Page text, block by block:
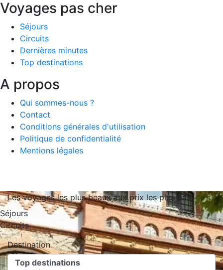
Voyages pas cher
Séjours
Circuits
Dernières minutes
Top destinations
A propos
Qui sommes-nous ?
Contact
Conditions générales d'utilisation
Politique de confidentialité
Mentions légales
Les voyages les plus beaux aux prix les plus bas
Séjours
Circuits
Destination